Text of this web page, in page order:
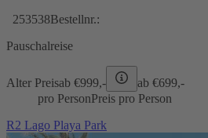
253538Bestellnr.:
Pauschalreise
Alter Preisab €999,- ab €699,-
pro PersonPreis pro Person
R2 Lago Playa Park